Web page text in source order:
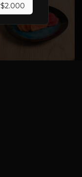
$2.000